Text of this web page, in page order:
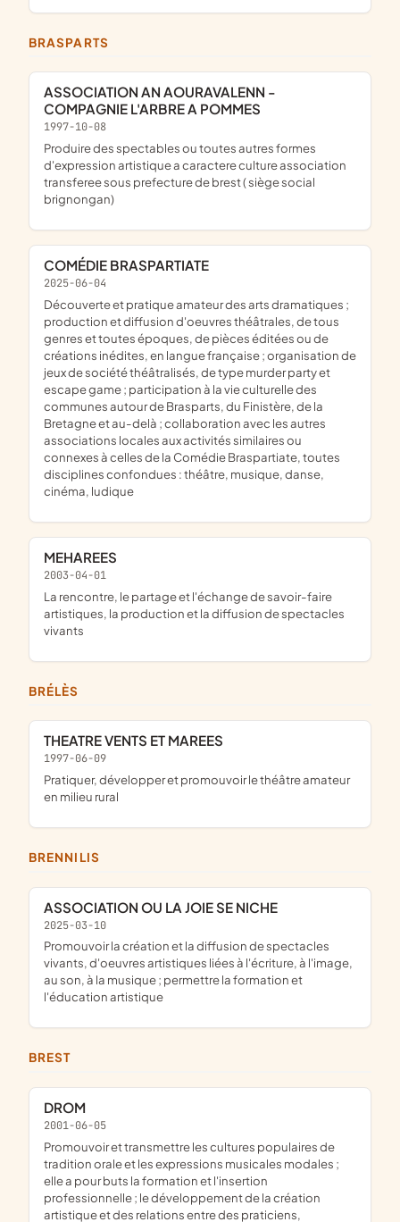
BRASPARTS
ASSOCIATION AN AOURAVALENN -
COMPAGNIE L'ARBRE A POMMES
1997-10-08
produire des spectables ou toutes autres formes
d'expression artistique a caractere culture association
transferee sous prefecture de brest ( siège social
brignongan)
COMÉDIE BRASPARTIATE
2025-06-04
découverte et pratique amateur des arts dramatiques ;
production et diffusion d'oeuvres théâtrales, de tous
genres et toutes époques, de pièces éditées ou de
créations inédites, en langue française ; organisation de
jeux de société théâtralisés, de type murder party et
escape game ; participation à la vie culturelle des
communes autour de Brasparts, du Finistère, de la
Bretagne et au-delà ; collaboration avec les autres
associations locales aux activités similaires ou
connexes à celles de la Comédie Braspartiate, toutes
disciplines confondues : théâtre, musique, danse,
cinéma, ludique
MEHAREES
2003-04-01
la rencontre, le partage et l'échange de savoir-faire
artistiques, la production et la diffusion de spectacles
vivants
BRÉLÈS
THEATRE VENTS ET MAREES
1997-06-09
Pratiquer, développer et promouvoir le théâtre amateur
en milieu rural
BRENNILIS
ASSOCIATION OU LA JOIE SE NICHE
2025-03-10
promouvoir la création et la diffusion de spectacles
vivants, d'oeuvres artistiques liées à l'écriture, à l'image,
au son, à la musique ; permettre la formation et
l'éducation artistique
BREST
DROM
2001-06-05
promouvoir et transmettre les cultures populaires de
tradition orale et les expressions musicales modales ;
elle a pour buts la formation et l'insertion
professionnelle ; le développement de la création
artistique et des relations entre des praticiens,